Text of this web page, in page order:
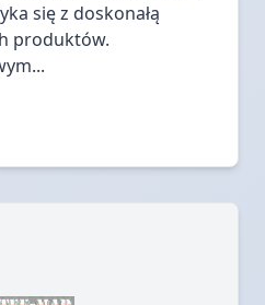
się z doskonałą
produktów.